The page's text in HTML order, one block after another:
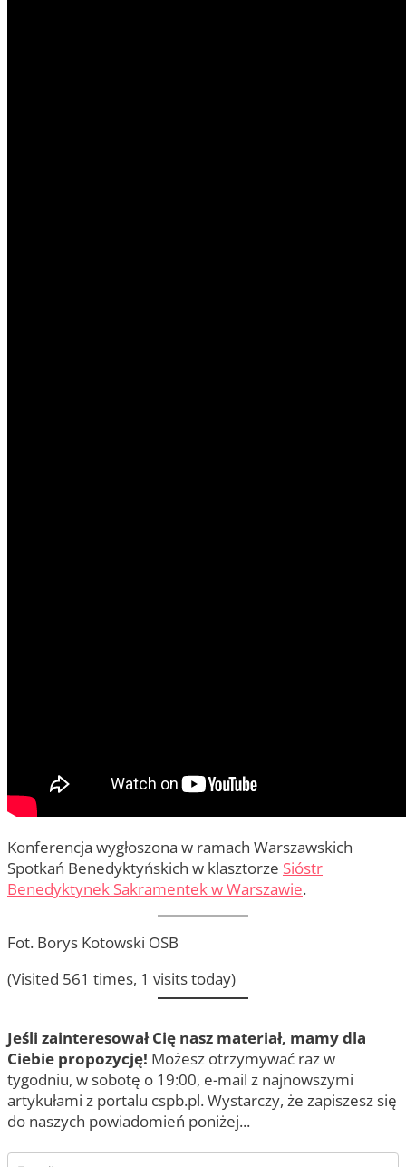
Konferencja wygłoszona w ramach Warszawskich
Spotkań Benedyktyńskich w klasztorze Sióstr
Benedyktynek Sakramentek w Warszawie.
Fot. Borys Kotowski OSB
(Visited 561 times, 1 visits today)
Jeśli zainteresował Cię nasz materiał, mamy dla
Ciebie propozycję! Możesz otrzymywać raz w
tygodniu, w sobotę o 19:00, e-mail z najnowszymi
artykułami z portalu cspb.pl. Wystarczy, że zapiszesz się
do naszych powiadomień poniżej...